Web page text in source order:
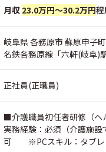
月収 23.0万円～30.2万円
岐阜県 各務原市 蘇原申子
名鉄各務原線「六軒(岐阜)
正社員(正職員)
■介護職員初任者研修（
実務経験：必須（介護施
可 ※PCスキル：タブレ